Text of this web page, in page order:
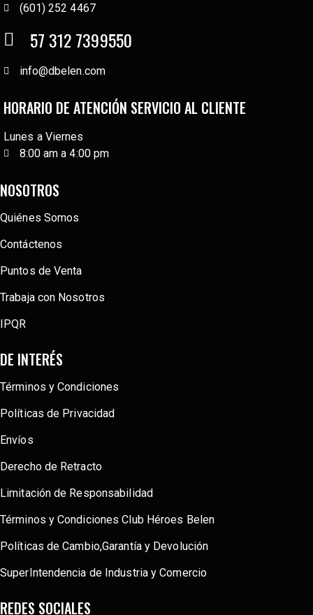
(601) 252 4467
57 312 7399550
info@dbelen.com
HORARIO DE ATENCIÓN SERVICIO AL CLIENTE
Lunes a Viernes
8:00 am a 4:00 pm
NOSOTROS
Quiénes Somos
Contáctenos
Puntos de Venta
Trabaja con Nosotros
IPQR
DE INTERÉS
Términos y Condiciones
Políticas de Privacidad
Envíos
Derecho de Retracto
Limitación de Responsabilidad
Términos y Condiciones Club Héroes Belen
Políticas de Cambio,Garantía y Devolución
SuperIntendencia de Industria y Comercio
REDES SOCIALES